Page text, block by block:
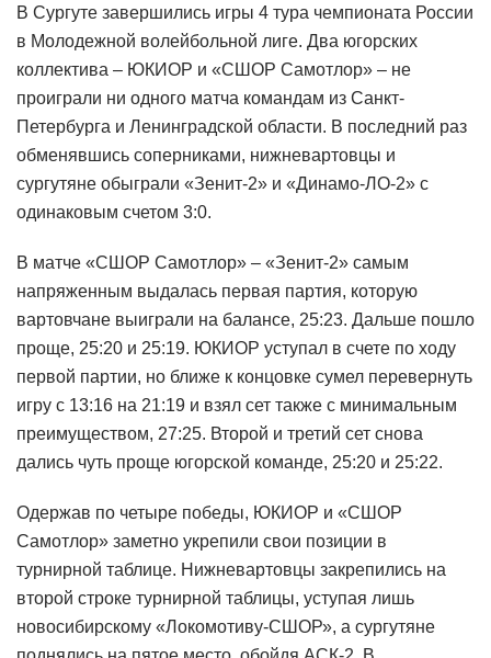
В Сургуте завершились игры 4 тура чемпионата России
в Молодежной волейбольной лиге. Два югорских
коллектива – ЮКИОР и «СШОР Самотлор» – не
проиграли ни одного матча командам из Санкт-
Петербурга и Ленинградской области. В последний раз
обменявшись соперниками, нижневартовцы и
сургутяне обыграли «Зенит-2» и «Динамо-ЛО-2» с
одинаковым счетом 3:0.
В матче «СШОР Самотлор» – «Зенит-2» самым
напряженным выдалась первая партия, которую
вартовчане выиграли на балансе, 25:23. Дальше пошло
проще, 25:20 и 25:19. ЮКИОР уступал в счете по ходу
первой партии, но ближе к концовке сумел перевернуть
игру с 13:16 на 21:19 и взял сет также с минимальным
преимуществом, 27:25. Второй и третий сет снова
дались чуть проще югорской команде, 25:20 и 25:22.
Одержав по четыре победы, ЮКИОР и «СШОР
Самотлор» заметно укрепили свои позиции в
турнирной таблице. Нижневартовцы закрепились на
второй строке турнирной таблицы, уступая лишь
новосибирскому «Локомотиву-СШОР», а сургутяне